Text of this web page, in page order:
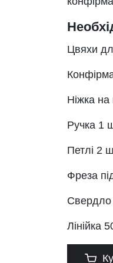
Цвяхи
Ніжка на
Ручка 1
Петлі 2
Фреза
Свердло
Лінійка